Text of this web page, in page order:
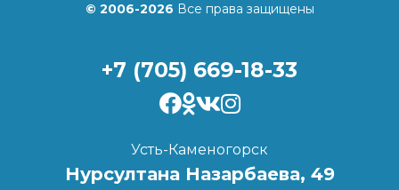
© 2006-2026 Все права защищены
+7 (705) 669-18-33
Усть-Каменогорск
Нурсултана Назарбаева, 49